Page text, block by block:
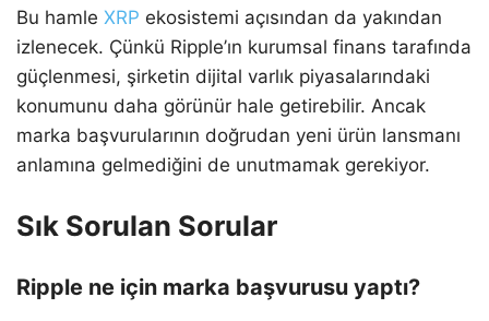
Bu hamle XRP ekosistemi açısından da yakından
izlenecek. Çünkü Ripple’ın kurumsal finans tarafında
güçlenmesi, şirketin dijital varlık piyasalarındaki
konumunu daha görünür hale getirebilir. Ancak
marka başvurularının doğrudan yeni ürün lansmanı
anlamına gelmediğini de unutmamak gerekiyor.
Sık Sorulan Sorular
Ripple ne için marka başvurusu yaptı?